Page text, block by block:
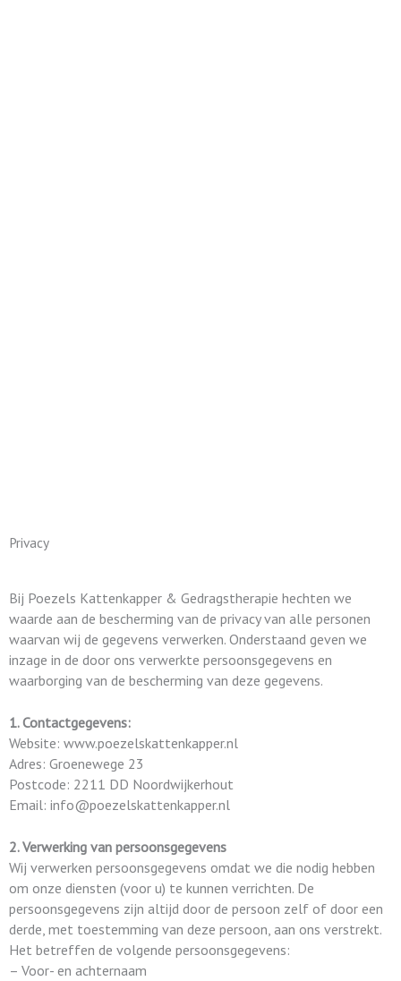
Privacy
Bij Poezels Kattenkapper & Gedragstherapie hechten we
waarde aan de bescherming van de privacy van alle personen
waarvan wij de gegevens verwerken. Onderstaand geven we
inzage in de door ons verwerkte persoonsgegevens en
waarborging van de bescherming van deze gegevens.
1. Contactgegevens:
Website: www.poezelskattenkapper.nl
Adres: Groenewege 23
Postcode: 2211 DD Noordwijkerhout
Email: info@poezelskattenkapper.nl
2. Verwerking van persoonsgegevens
Wij verwerken persoonsgegevens omdat we die nodig hebben
om onze diensten (voor u) te kunnen verrichten. De
persoonsgegevens zijn altijd door de persoon zelf of door een
derde, met toestemming van deze persoon, aan ons verstrekt.
Het betreffen de volgende persoonsgegevens:
– Voor- en achternaam